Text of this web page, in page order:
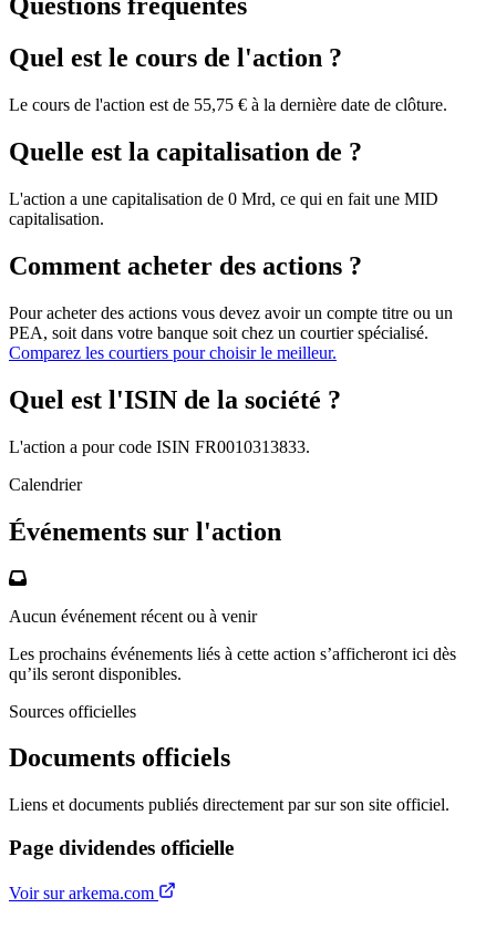
Questions fréquentes
Quel est le cours de l'action ?
Le cours de l'action est de 55,75 € à la dernière date de clôture.
Quelle est la capitalisation de ?
L'action a une capitalisation de 0 Mrd, ce qui en fait une MID
capitalisation.
Comment acheter des actions ?
Pour acheter des actions vous devez avoir un compte titre ou un
PEA, soit dans votre banque soit chez un courtier spécialisé.
Comparez les courtiers pour choisir le meilleur.
Quel est l'ISIN de la société ?
L'action a pour code ISIN FR0010313833.
Calendrier
Événements sur l'action
Aucun événement récent ou à venir
Les prochains événements liés à cette action s’afficheront ici dès
qu’ils seront disponibles.
Sources officielles
Documents officiels
Liens et documents publiés directement par sur son site officiel.
Page dividendes officielle
Voir sur arkema.com